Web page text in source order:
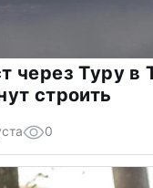
через Туру в
строить
0